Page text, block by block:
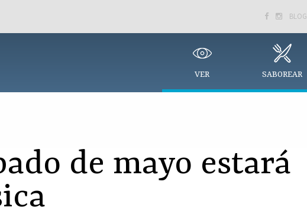
  BLOG
VER SABOREAR
de mayo estará